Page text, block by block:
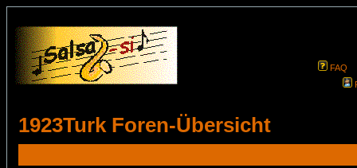
FAQ
1923Turk Foren-Übersicht